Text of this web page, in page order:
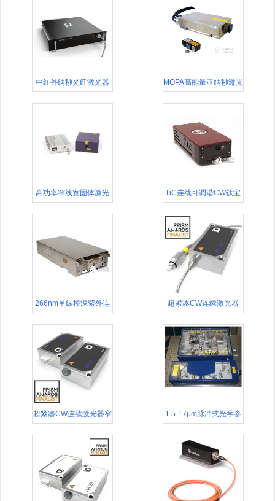
中红外纳秒光纤激光器 MOPA高能量亚纳秒激光
高功率窄线宽固体激光 TiC连续可调谐CW钛宝
266nm单纵模深紫外连 超紧凑CW连续激光器
超紧凑CW连续激光器窄 1.5-17μm脉冲式光学参